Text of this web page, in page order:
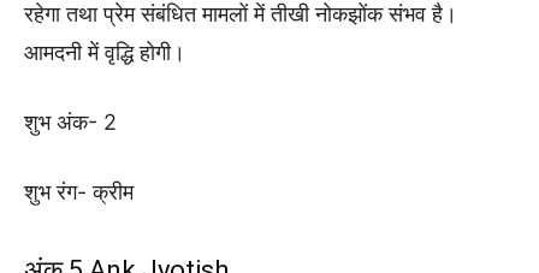
रहेगा तथा प्रेम संबंधित मामलों में तीखी नोकझोंक संभव है।
आमदनी में वृद्धि होगी।
शुभ अंक- 2
शुभ रंग- क्रीम